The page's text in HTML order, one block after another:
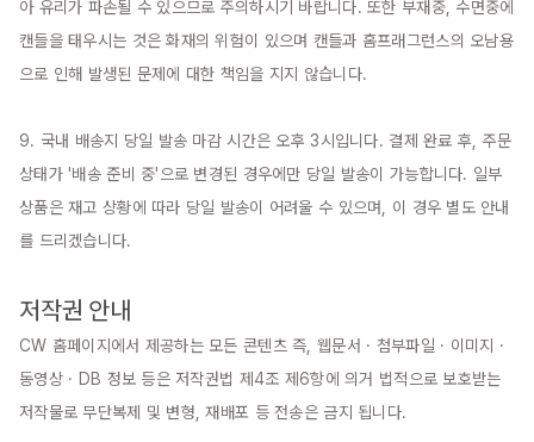
아 유리가 파손될 수 있으므로 주의하시기 바랍니다. 또한 부재중, 수면중에
캔들을 태우시는 것은 화재의 위험이 있으며 캔들과 홈프래그런스의 오남용
으로 인해 발생된 문제에 대한 책임을 지지 않습니다.
9. 국내 배송지 당일 발송 마감 시간은 오후 3시입니다. 결제 완료 후, 주문
상태가 '배송 준비 중'으로 변경된 경우에만 당일 발송이 가능합니다. 일부
상품은 재고 상황에 따라 당일 발송이 어려울 수 있으며, 이 경우 별도 안내
를 드리겠습니다.
저작권 안내
CW 홈페이지에서 제공하는 모든 콘텐츠 즉, 웹문서 · 첨부파일 · 이미지 ·
동영상 · DB 정보 등은 저작권법 제4조 제6항에 의거 법적으로 보호받는
저작물로 무단복제 및 변형, 재배포 등 전송은 금지 됩니다.